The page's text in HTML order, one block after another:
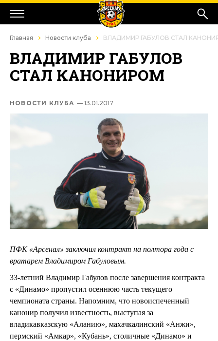
Главная Новости клуба ВЛАДИМИР ГАБУЛОВ СТАЛ
ВЛАДИМИР ГАБУЛОВ
СТАЛ КАНОНИРОМ
НОВОСТИ КЛУБА — 13.01.2017
ПФК «Арсенал» заключил контракт на полтора года с
вратарем Владимиром Габуловым.
33-летний Владимир Габулов после завершения контракта
с «Динамо» пропустил осеннюю часть текущего
чемпионата страны. Напомним, что новоиспеченный
канонир получил известность, выступая за
владикавказскую «Аланию», махачкалинский «Анжи»,
пермский «Амкар», «Кубань», столичные «Динамо» и